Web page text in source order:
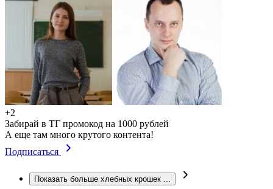
+2
Забирай в ТГ промокод на 1000 рублей
А еще там много крутого контента!
Подписаться
Показать больше хлебных крошек ...